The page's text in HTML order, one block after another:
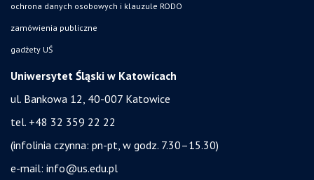
ochrona danych osobowych i klauzule RODO
zamówienia publiczne
gadżety UŚ
Uniwersytet Śląski w Katowicach
ul. Bankowa 12, 40-007 Katowice
tel. +48 32 359 22 22
(infolinia czynna: pn-pt, w godz. 7.30–15.30)
e-mail: info@us.edu.pl